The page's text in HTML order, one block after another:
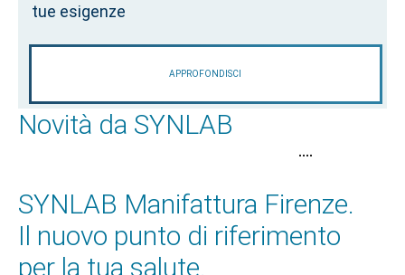
tue esigenze
APPROFONDISCI
Novità da SYNLAB
••••
SYNLAB Manifattura Firenze.
Il nuovo punto di riferimento
per la tua salute.